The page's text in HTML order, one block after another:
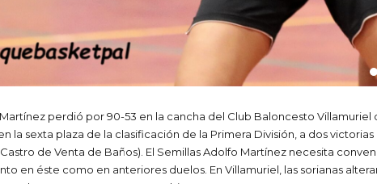
perdió por 90-53 en la cancha del Club Baloncesto
la sexta plaza de la clasificación de la Primera División, a dos
de Venta de Baños). El Semillas Adolfo Martínez necesita
en éste como en anteriores duelos. En Villamuriel, las sorianas